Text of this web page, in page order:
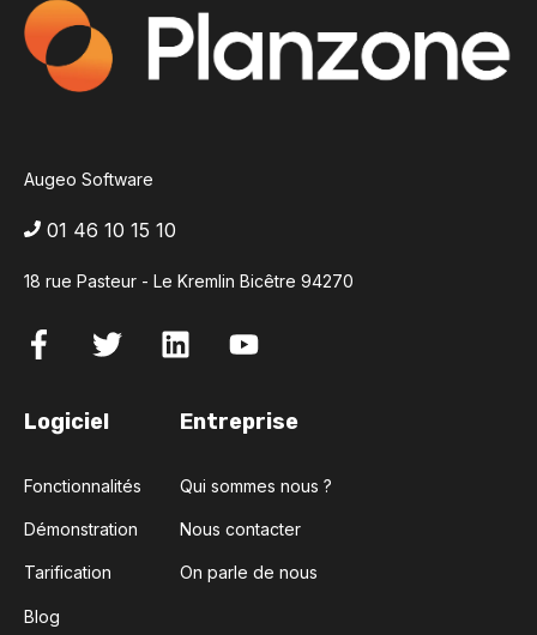
Augeo Software
01 46 10 15 10
18 rue Pasteur - Le Kremlin Bicêtre 94270
Logiciel
Fonctionnalités
Démonstration
Tarification
Blog
Entreprise
Qui sommes nous ?
Nous contacter
On parle de nous